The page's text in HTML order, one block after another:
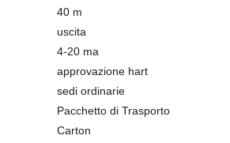
40 m
uscita
4-20 ma
approvazione hart
sedi ordinarie
Pacchetto di Trasporto
Carton